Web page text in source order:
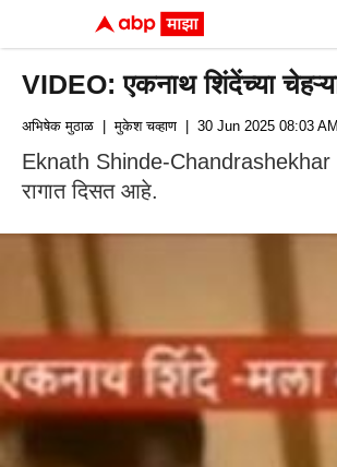
VIDEO: एकनाथ शिंदेंच्या
अभिषेक मुठाळ | मुकेश चव्हाण | 30 Jun 2025 08:03
Eknath Shinde-Chandrashekhar
रागात दिसत आहे.